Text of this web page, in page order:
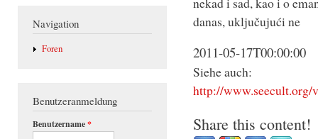
Navigation
Foren
Benutzeranmeldung
Benutzername*
danas, uključujući ne
2011-05-17T00:00:00
Siehe auch:
http://www.seecult.org/
Share this content!